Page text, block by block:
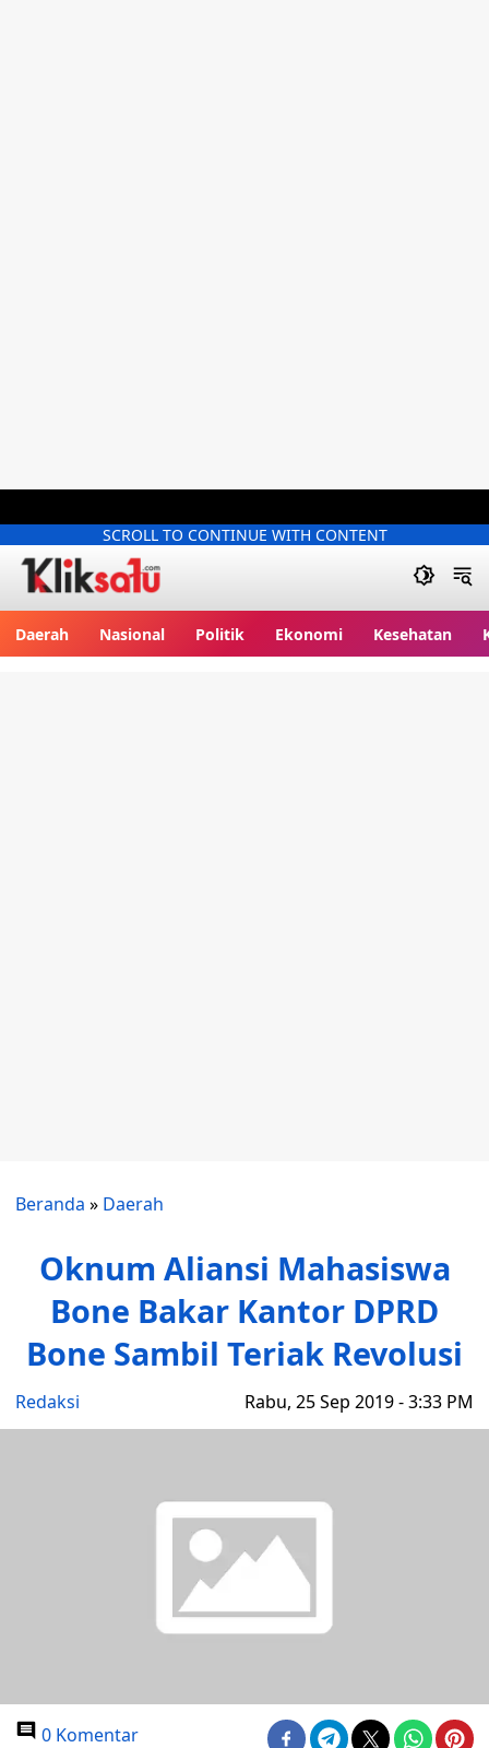
SCROLL TO CONTINUE WITH CONTENT
Daerah Nasional Politik Ekonomi Kesehatan
Beranda » Daerah
Oknum Aliansi Mahasiswa
Bone Bakar Kantor DPRD
Bone Sambil Teriak Revolusi
Redaksi Rabu, 25 Sep 2019 - 3:33 PM
0 Komentar